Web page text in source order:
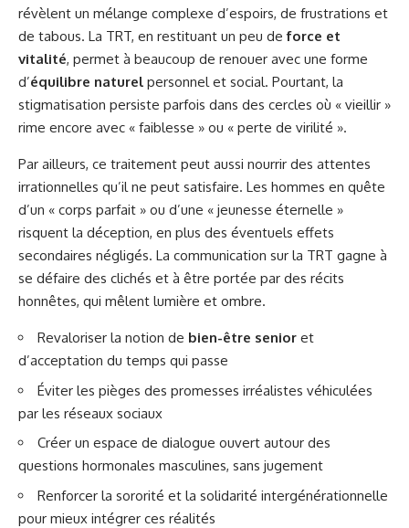
révèlent un mélange complexe d’espoirs, de frustrations et
de tabous. La TRT, en restituant un peu deforce et
vitalité, permet à beaucoup de renouer avec une forme
d’équilibre naturel personnel et social. Pourtant, la
stigmatisation persiste parfois dans des cercles où « vieillir »
rime encore avec « faiblesse » ou « perte de virilité ».
Par ailleurs, ce traitement peut aussi nourrir des attentes
irrationnelles qu’il ne peut satisfaire. Les hommes en quête
d’un « corps parfait » ou d’une « jeunesse éternelle »
risquent la déception, en plus des éventuels effets
secondaires négligés. La communication sur la TRT gagne à
se défaire des clichés et à être portée par des récits
honnêtes, qui mêlent lumière et ombre.
Revaloriser la notion de bien-être senior et
d’acceptation du temps qui passe
Éviter les pièges des promesses irréalistes véhiculées
par les réseaux sociaux
Créer un espace de dialogue ouvert autour des
questions hormonales masculines, sans jugement
Renforcer la sororité et la solidarité intergénérationnelle
pour mieux intégrer ces réalités